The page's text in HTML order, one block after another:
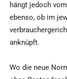
hängt jedoch
ebenso, ob im
anknüpft.
Wo die neue